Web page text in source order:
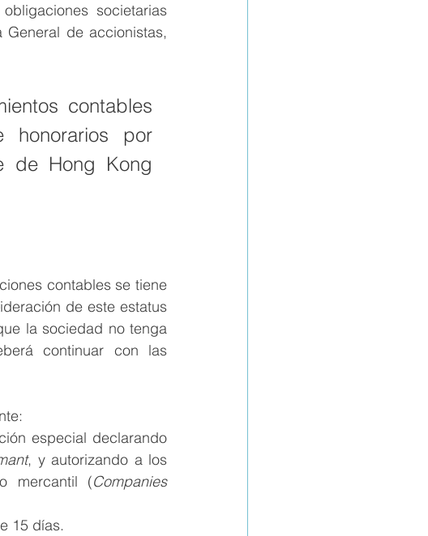
societarias
de accionistas,
contables
honorarios por
de Hong Kong
contables se tiene
de este estatus
la sociedad no tenga
continuar con las
especial declarando
, y autorizando a los
mercantil (Companies
15 días.